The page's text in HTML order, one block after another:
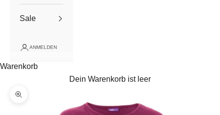
Sale
ANMELDEN
Warenkorb
Dein Warenkorb ist leer
Bild vergrößern